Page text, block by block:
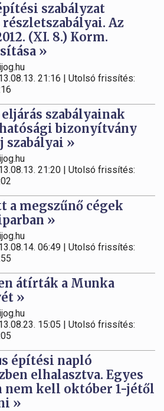
szabályzat
Az
(XI. 8.) Korm.
»
21:16 | Utolsó frissítés:
szabályainak
bizonyítvány
»
21:20 | Utolsó frissítés:
a megszűnő cégek
»
06:49 | Utolsó frissítés:
átírták a Munka
»
15:05 | Utolsó frissítés:
építési napló
elhalasztva. Egyes
nem kell október 1-jétől
»